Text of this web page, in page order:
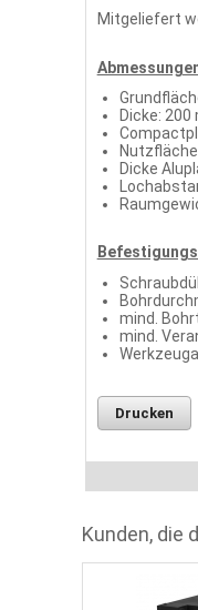
Mitgeliefert
Dicke: 200
Dicke
mind.
mind.
Drucken
Kunden, die